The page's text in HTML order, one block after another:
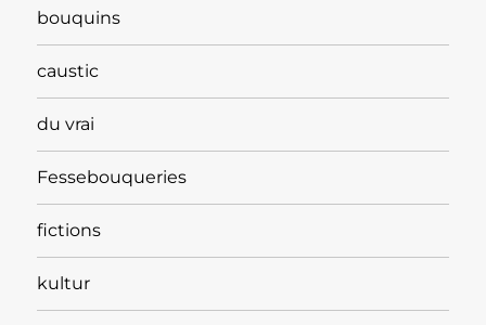
bouquins
caustic
du vrai
Fessebouqueries
fictions
kultur